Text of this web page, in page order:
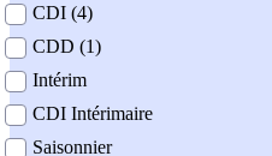
contrat
CDI (4)
CDD (1)
Intérim
CDI Intérimaire
Saisonnier